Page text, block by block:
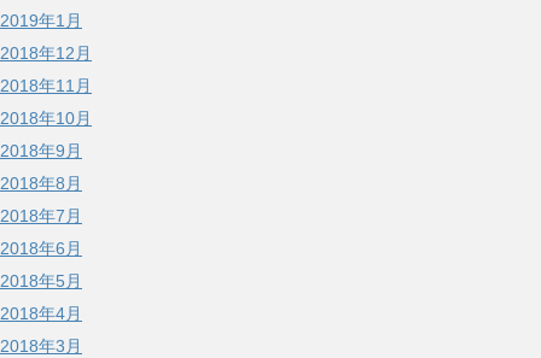
2019年1月
2018年12月
2018年11月
2018年10月
2018年9月
2018年8月
2018年7月
2018年6月
2018年5月
2018年4月
2018年3月